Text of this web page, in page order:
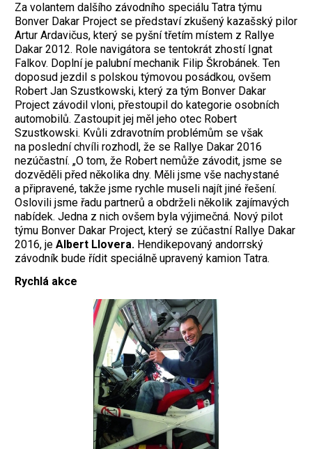
Za volantem dalšího závodního speciálu Tatra týmu
Bonver Dakar Project se představí zkušený kazašský pilor
Artur Ardavičus, který se pyšní třetím místem z Rallye
Dakar 2012. Role navigátora se tentokrát zhostí Ignat
Falkov. Doplní je palubní mechanik Filip Škrobánek. Ten
doposud jezdil s polskou týmovou posádkou, ovšem
Robert Jan Szustkowski, který za tým Bonver Dakar
Project závodil vloni, přestoupil do kategorie osobních
automobilů. Zastoupit jej měl jeho otec Robert
Szustkowski. Kvůli zdravotním problémům se však
na poslední chvíli rozhodl, že se Rallye Dakar 2016
nezúčastní. „O tom, že Robert nemůže závodit, jsme se
dozvěděli před několika dny. Měli jsme vše nachystané
a připravené, takže jsme rychle museli najít jiné řešení.
Oslovili jsme řadu partnerů a obdrželi několik zajímavých
nabídek. Jedna z nich ovšem byla výjimečná. Nový pilot
týmu Bonver Dakar Project, který se zúčastní Rallye Dakar
2016, je Albert Llovera. Hendikepovaný andorrský
závodník bude řídit speciálně upravený kamion Tatra.
Rychlá akce